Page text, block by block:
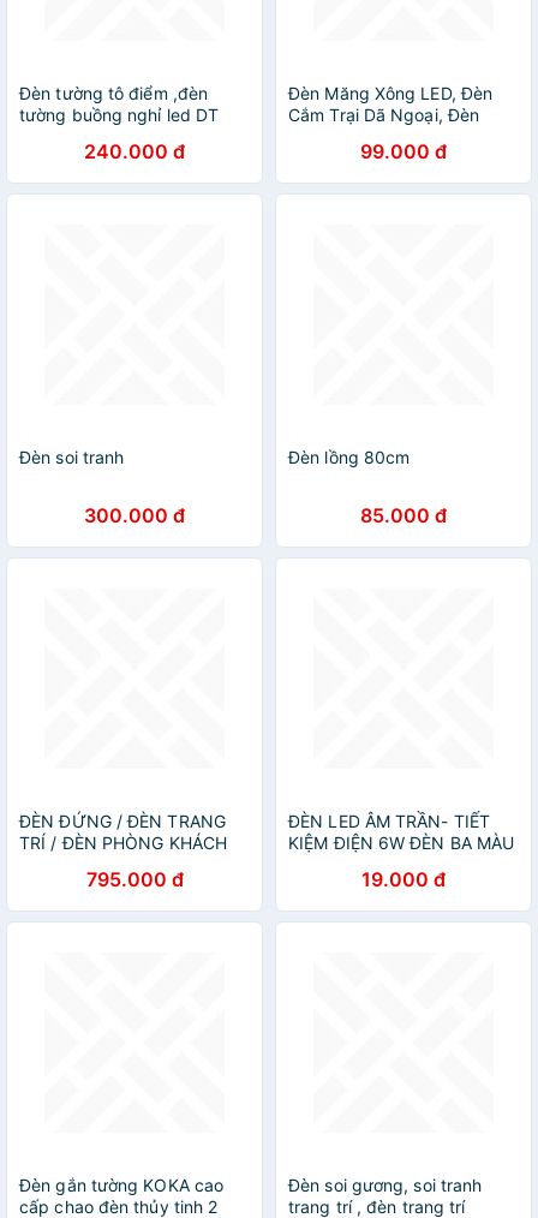
Đèn tường tô điểm ,đèn
tường buồng nghỉ led DT
240.000 đ
Đèn Măng Xông LED, Đèn
Cắm Trại Dã Ngoại, Đèn
Cách Cổ Điển Pin Sạc Siêu
Sáng - Hàng Chính Hãng
99.000 đ
Đèn soi tranh
300.000 đ
Đèn lồng 80cm
85.000 đ
ĐÈN ĐỨNG / ĐÈN TRANG
TRÍ / ĐÈN PHÒNG KHÁCH
đương đại, hàng nhập khẩu
AZP
795.000 đ
ĐÈN LED ÂM TRẦN- TIẾT
KIỆM ĐIỆN 6W ĐÈN BA MÀU
19.000 đ
Đèn gắn tường KOKA cao
cấp chao đèn thủy tinh 2
Đèn soi gương, soi tranh
trang trí , đèn trang trí